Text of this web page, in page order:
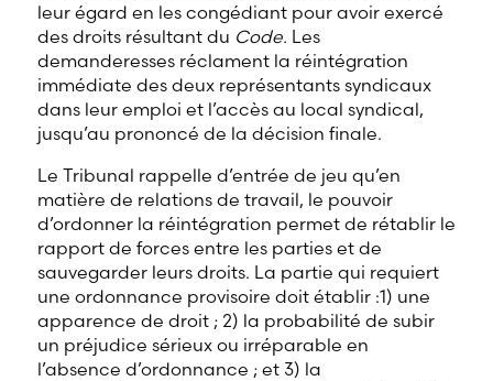
leur égard en les congédiant pour avoir exercé
des droits résultant du Code. Les
demanderesses réclament la réintégration
immédiate des deux représentants syndicaux
dans leur emploi et l’accès au local syndical,
jusqu’au prononcé de la décision finale.
Le Tribunal rappelle d’entrée de jeu qu’en
matière de relations de travail, le pouvoir
d’ordonner la réintégration permet de rétablir le
rapport de forces entre les parties et de
sauvegarder leurs droits. La partie qui requiert
une ordonnance provisoire doit établir :1) une
apparence de droit ; 2) la probabilité de subir
un préjudice sérieux ou irréparable en
l’absence d’ordonnance ; et 3) la